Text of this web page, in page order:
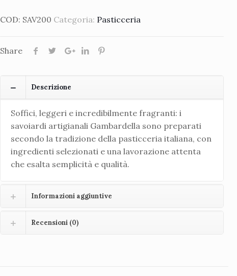
COD: SAV200 Categoria: Pasticceria
Share
Descrizione
Soffici, leggeri e incredibilmente fragranti: i
savoiardi artigianali Gambardella sono preparati
secondo la tradizione della pasticceria italiana, con
ingredienti selezionati e una lavorazione attenta
che esalta semplicità e qualità.
Informazioni aggiuntive
Recensioni (0)